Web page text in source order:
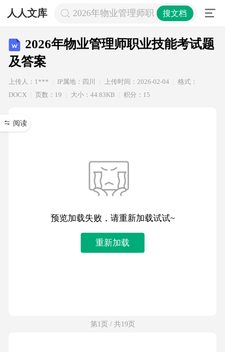
人人文库 2026年物业管理师职业技能考试题及
搜文档
2026年物业管理师职业技能考试题
及答案
上传人：1*** IP属地：四川 上传时间：2026-02-04
格式：
DOCX
页数：19 大小：44.83KB 积分：15
阅读
预览加载失败，请重新加载试试~
重新加载
第1页 / 共19页